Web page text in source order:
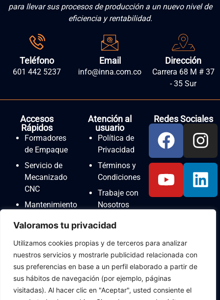
Valoramos tu privacidad
Utilizamos cookies propias y de terceros para analizar
nuestros servicios y mostrarle publicidad relacionada con
sus preferencias en base a un perfil elaborado a partir de
sus hábitos de navegación (por ejemplo, páginas
visitadas). Al hacer clic en "Aceptar", usted consiente el
para llevar sus procesos de producción a un nuevo nivel de
eficiencia y rentabilidad.
Teléfono
601 442 5237
Email
info@inna.com.co
Dirección
Carrera 68 M # 37
- 35 Sur
Accesos
Rápidos
Formadores
de Empaque
Servicio de
Mecanizado
CNC
Mantenimiento
Maquinaria
INNA
Instalación
de Líneas de
Producción
Asesoría
Atención al
usuario
Política de
Privacidad
Términos y
Condiciones
Trabaje con
Nosotros
Solicitudes,
Quejas y
Reclamos
Contacto
Redes Sociales